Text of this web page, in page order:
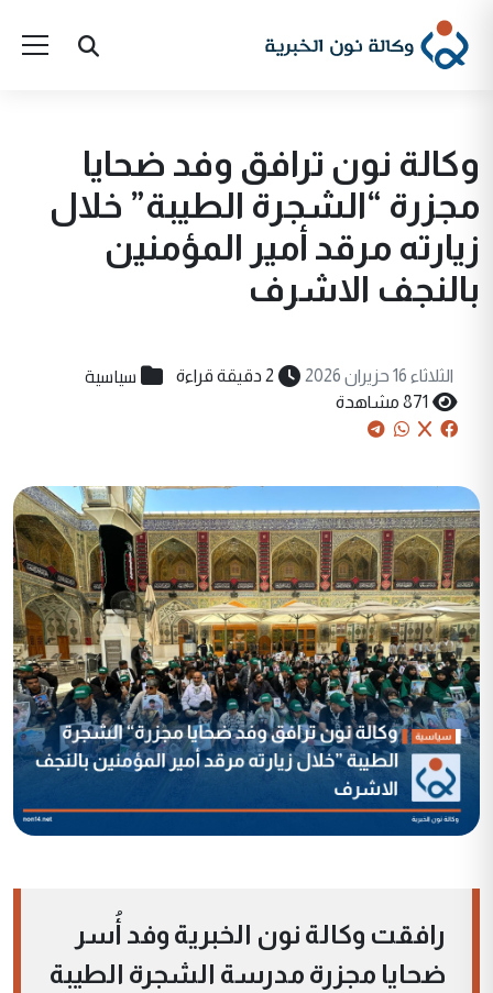
وكالة نون ترافق وفد ضحايا
مجزرة “الشجرة الطيبة” خلال
زيارته مرقد أمير المؤمنين
بالنجف الاشرف
الثلاثاء 16 حزيران 2026 2 دقيقة قراءة سياسية
871 مشاهدة
رافقت وكالة نون الخبرية وفد أُسر
ضحايا مجزرة مدرسة الشجرة الطيبة